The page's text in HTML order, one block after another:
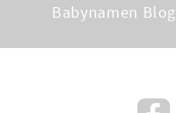
Babynamen Blog